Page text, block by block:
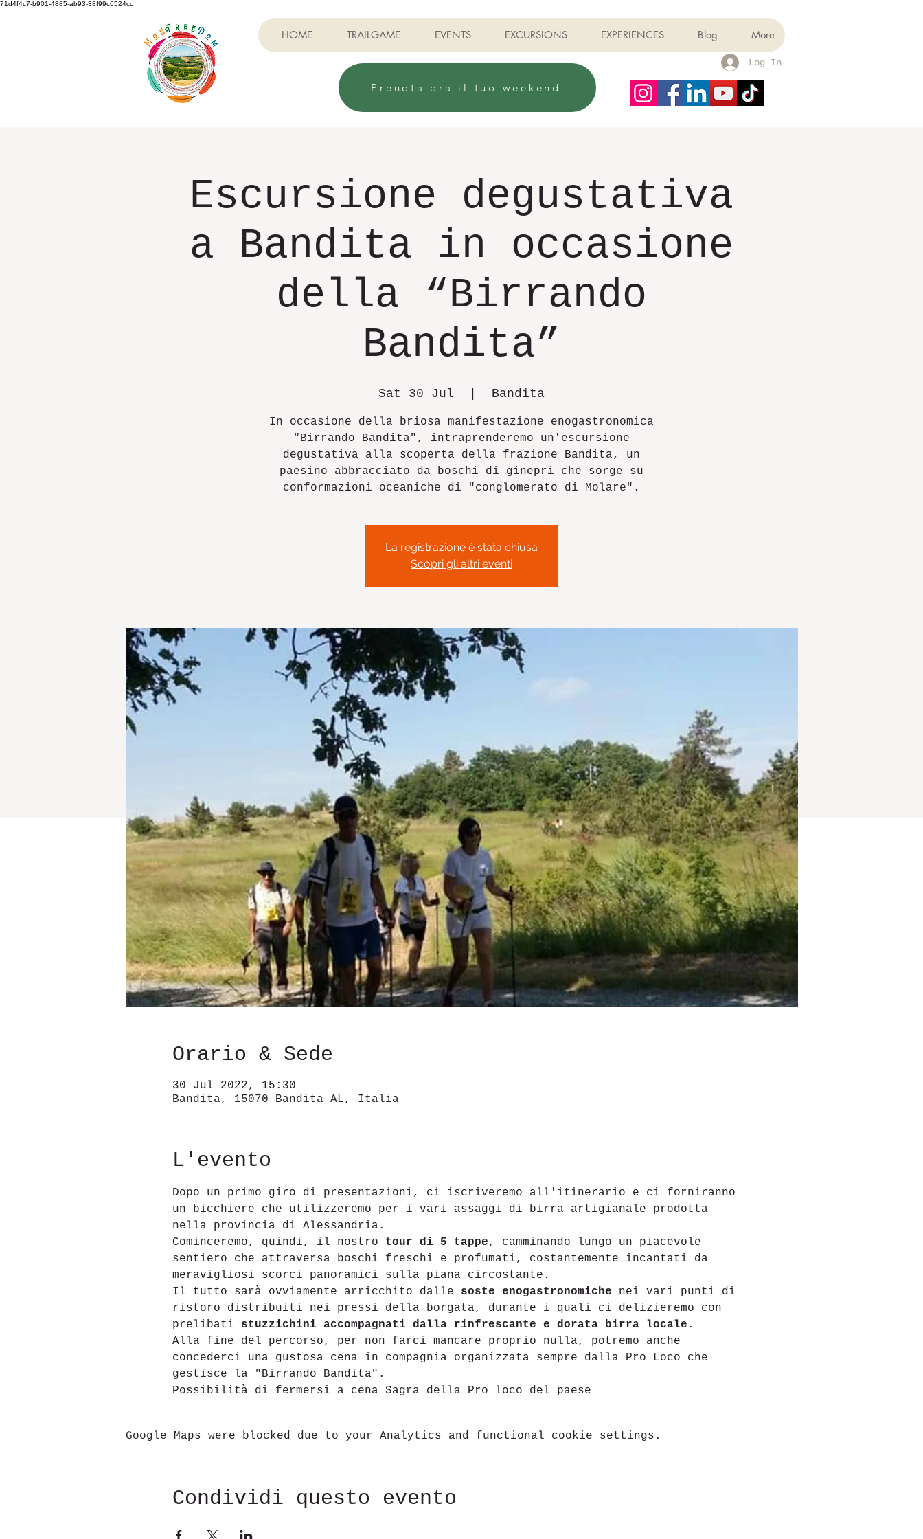
71d4f4c7-b901-4885-ab93-38f99c6524cc
HOME TRAILGAME EVENTS EXCURSIONS EXPERIENCES Blog More
Log In
Prenota ora il tuo weekend
Escursione degustativa
a Bandita in occasione
della “Birrando
Bandita”
Sat 30 Jul Bandita
In occasione della briosa manifestazione enogastronomica
"Birrando Bandita", intraprenderemo un'escursione
degustativa alla scoperta della frazione Bandita, un
paesino abbracciato da boschi di ginepri che sorge su
conformazioni oceaniche di "conglomerato di Molare".
La registrazione è stata chiusa
Scopri gli altri eventi
Orario & Sede
30 Jul 2022, 15:30
Bandita, 15070 Bandita AL, Italia
L'evento
Dopo un primo giro di presentazioni, ci iscriveremo all'itinerario e ci forniranno
un bicchiere che utilizzeremo per i vari assaggi di birra artigianale prodotta
nella provincia di Alessandria.
Cominceremo, quindi, il nostro tour di 5 tappe, camminando lungo un piacevole
sentiero che attraversa boschi freschi e profumati, costantemente incantati da
meravigliosi scorci panoramici sulla piana circostante.
Il tutto sarà ovviamente arricchito dalle soste enogastronomiche nei vari punti di
ristoro distribuiti nei pressi della borgata, durante i quali ci delizieremo con
prelibati stuzzichini accompagnati dalla rinfrescante e dorata birra locale .
Alla fine del percorso, per non farci mancare proprio nulla, potremo anche
concederci una gustosa cena in compagnia organizzata sempre dalla Pro Loco che
gestisce la "Birrando Bandita".
Possibilità di fermersi a cena Sagra della Pro loco del paese
Google Maps were blocked due to your Analytics and functional cookie settings.
Condividi questo evento